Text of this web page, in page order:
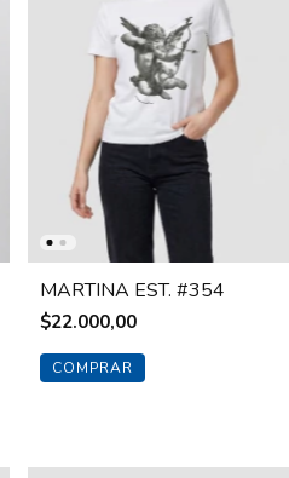
MARTINA EST. #354
$22.000,00
COMPRAR